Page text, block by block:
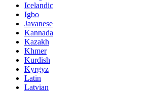
Icelandic
Igbo
Javanese
Kannada
Kazakh
Khmer
Kurdish
Kyrgyz
Latin
Latvian